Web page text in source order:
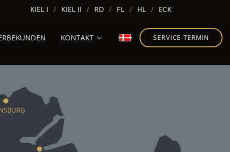
KIEL I KIEL II RD FL HL ECK
KONTAKT SERVICE-TERMIN